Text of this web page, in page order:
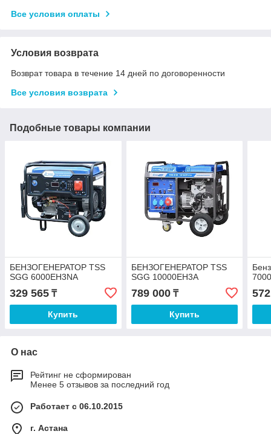
Все условия оплаты
Условия возврата
Возврат товара в течение 14 дней по договоренности
Все условия возврата
Подобные товары компании
БЕНЗОГЕНЕРАТОР TSS
SGG 6000EH3NA
329 565 ₸
Купить
БЕНЗОГЕНЕРАТОР TSS
SGG 10000EH3A
789 000₸
Купить
О нас
Рейтинг не сформирован
Менее 5 отзывов за последний год
Работает с 06.10.2015
г. Астана